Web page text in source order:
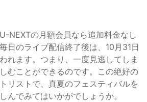
NEXTの月額会員なら追加料金なし
日のライブ配信終了後は、10月31日
れます。つまり、一度見逃してしま
むことができるのです。この絶好の
リストで、真夏のフェスティバルを
んでみてはいかがでしょうか。